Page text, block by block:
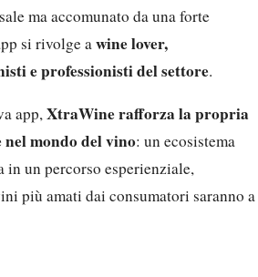
ma accomunato da una forte
si rivolge awine lover,
e professionisti del settore.
app,XtraWine rafforza la propria
mondo del vino: un ecosistema
in un percorso esperienziale,
più amati dai consumatori saranno a